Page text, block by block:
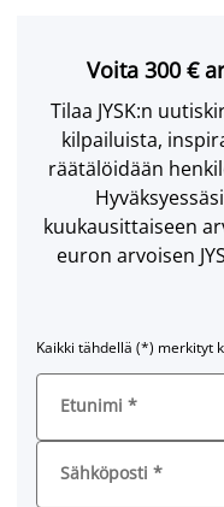
Voita 300 €
Tilaa JYSK:n
kilpailuista,
räätälöidään
kuukausittaiseen
euron arvoisen
Kaikki tähdellä (*) merkityt
Etunimi *
Sähköposti *